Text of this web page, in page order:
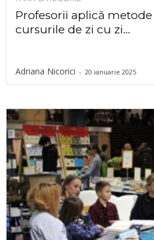
Profesorii aplică
cursurile de zi cu zi...
Adriana Nicorici - 20 ianuarie 2025